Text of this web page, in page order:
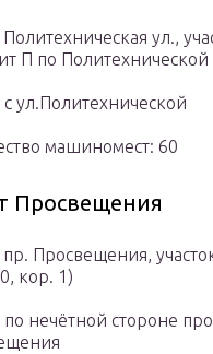
ул.,
П по Политехнической
ул.Политехнической
машиномест: 60
Просвещения
Просвещения,
кор. 1)
нечётной стороне